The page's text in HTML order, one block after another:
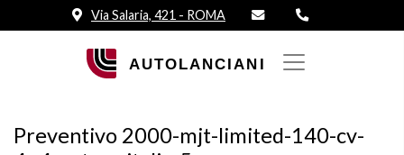
Via Salaria, 421 - ROMA
Preventivo 2000-mjt-limited-140-cv-